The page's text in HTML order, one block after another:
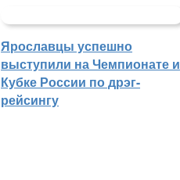
Ярославцы успешно
выступили на Чемпионате и
Кубке России по дрэг-
рейсингу